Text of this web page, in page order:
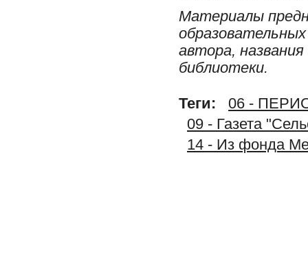
Материалы
автора,
библиотеки.
Теги:
06 -
09 - Газета
14 - Из фонда